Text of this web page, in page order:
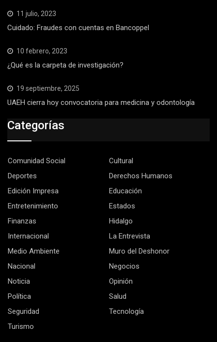
11 julio, 2023
Cuidado: Fraudes con cuentas en Bancoppel
10 febrero, 2023
¿Qué es la carpeta de investigación?
19 septiembre, 2025
UAEH cierra hoy convocatoria para medicina y odontología
Categorías
Comunidad Social
Cultural
Deportes
Derechos Humanos
Edición Impresa
Educación
Entretenimiento
Estados
Finanzas
Hidalgo
Internacional
La Entrevista
Medio Ambiente
Muro del Deshonor
Nacional
Negocios
Noticia
Opinión
Política
Salud
Seguridad
Tecnología
Turismo